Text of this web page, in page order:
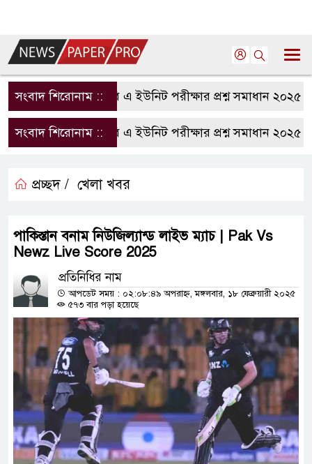
সংবাদ শিরোনাম ::রাবি এ ইউনিট পরীক্ষার প্রশ্ন সমাধান ২০২৫ |
সংবাদ শিরোনাম ::রাবি এ ইউনিট পরীক্ষার প্রশ্ন সমাধান ২০২৫ |
প্রচ্ছদ / খেলা খবর
পাকিস্তান বনাম নিউজিল্যান্ড লাইভ ম্যাচ | Pak Vs
Newz Live Score 2025
প্রতিনিধির নাম
আপডেট সময় : ০২:০৮:৪৯ অপরাহ্ন, মঙ্গলবার, ১৮ ফেব্রুয়ারী ২০২৫
৫৭৩ বার পড়া হয়েছে